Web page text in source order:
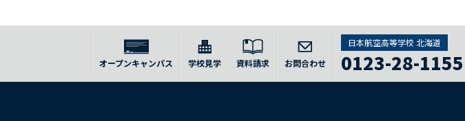
オープンキャンパス 学校見学 資料請求 お問合わせ
日本航空高等学校 北海道
0123-28-1155